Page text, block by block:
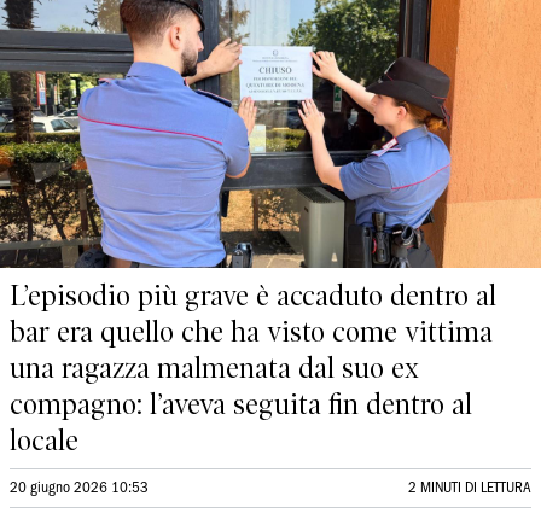
L’episodio più grave è accaduto dentro al
bar era quello che ha visto come vittima
una ragazza malmenata dal suo ex
compagno: l’aveva seguita fin dentro al
locale
20 giugno 2026 10:53 2 MINUTI DI LETTURA